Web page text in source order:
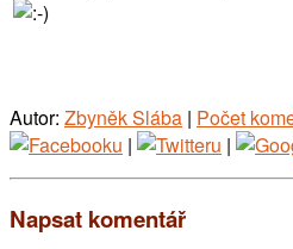
Autor: Zbyněk Slába | Počet
|
|
Napsat komentář